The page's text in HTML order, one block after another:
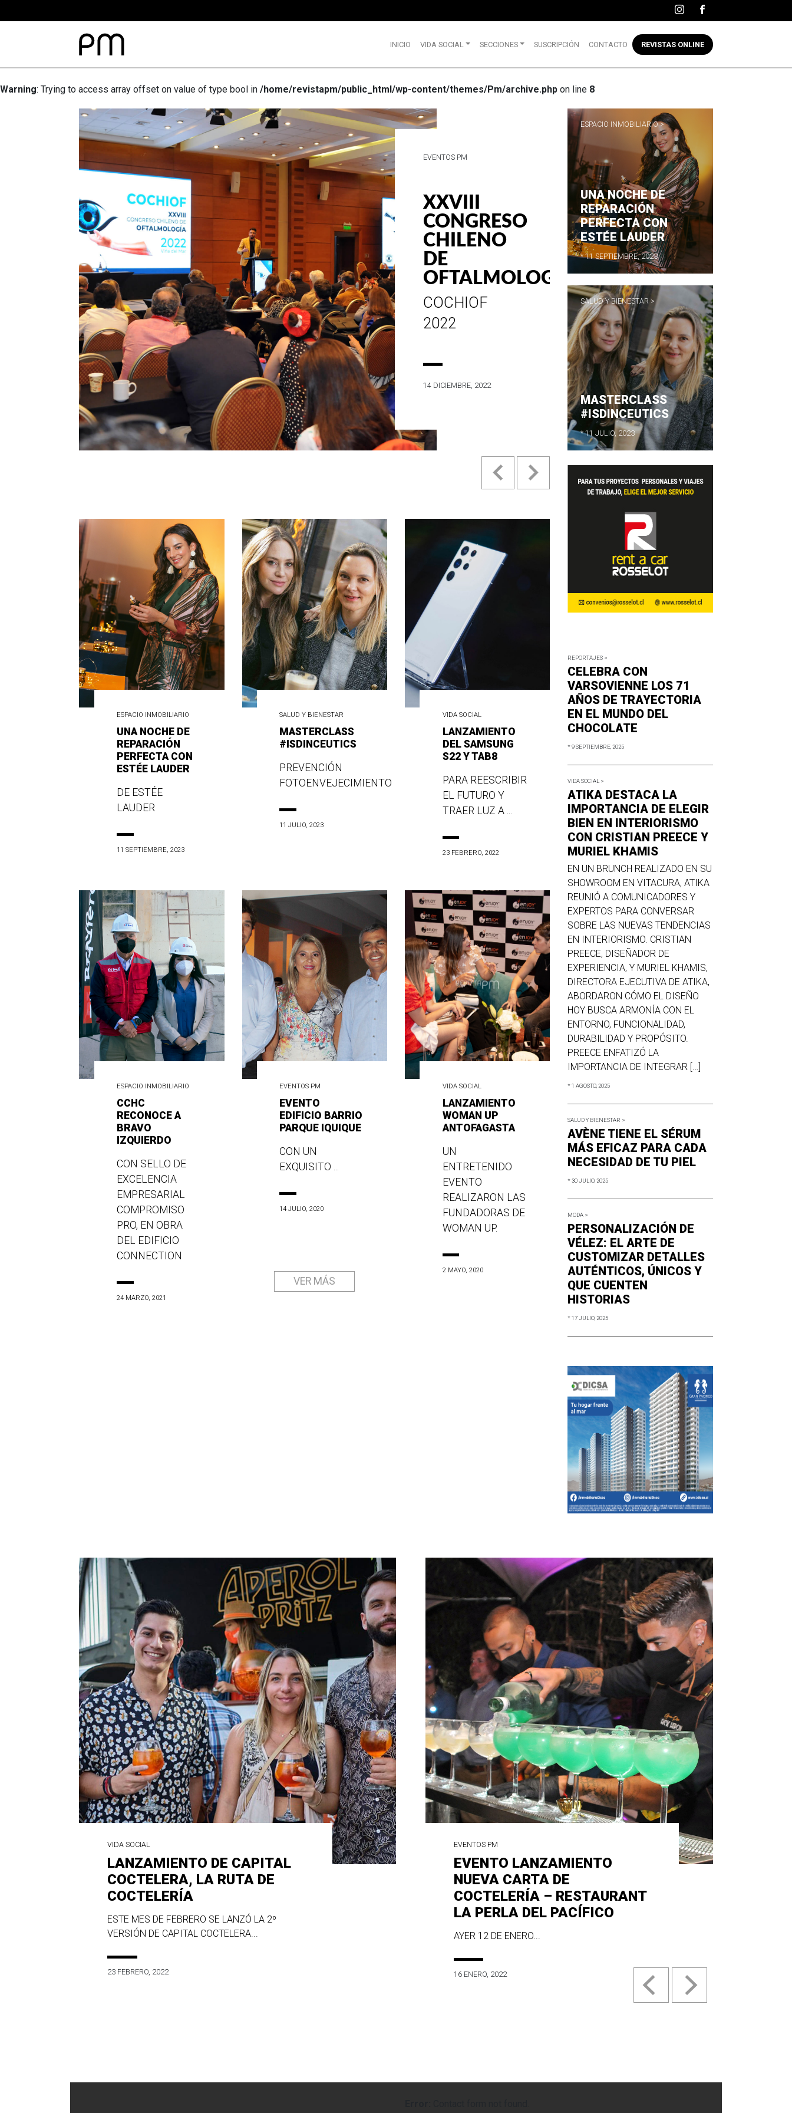
INICIO VIDA SOCIAL SECCIONES SUSCRIPCIÓN CONTACTO REVISTAS ONLINE
Warning: Trying to access array offset on value of type bool in /home/revistapm/public_html/wp-content/themes/Pm/archive.php on line 8
VIDA SOCIAL
WRANGLER
CELEBRA
SUS 75
AÑOS DE
ESTILO E
HISTORIA
EN SU MES DE
Previous Next
ESPACIO INMOBILIARIO
UNA NOCHE DE
REPARACIÓN
PERFECTA CON
ESTÉE LAUDER
DE ESTÉE
LAUDER
11 SEPTIEMBRE, 2023
SALUD Y BIENESTAR
MASTERCLASS
#ISDINCEUTICS
PREVENCIÓN
FOTOENVEJECIMIENTO
11 JULIO, 2023
VIDA SOCIAL
LANZAMIENTO
DEL SAMSUNG
S22 Y TAB8
PARA REESCRIBIR
EL FUTURO Y
TRAER LUZ A ...
23 FEBRERO, 2022
ESPACIO INMOBILIARIO
CCHC
RECONOCE A
BRAVO
IZQUIERDO
CON SELLO DE
EXCELENCIA
EMPRESARIAL
COMPROMISO
PRO, EN OBRA
DEL EDIFICIO
CONNECTION
24 MARZO, 2021
EVENTOS PM
EVENTO
EDIFICIO BARRIO
PARQUE IQUIQUE
CON UN
EXQUISITO ...
14 JULIO, 2020
VIDA SOCIAL
LANZAMIENTO
WOMAN UP
ANTOFAGASTA
UN
ENTRETENIDO
EVENTO
REALIZARON LAS
FUNDADORAS DE
WOMAN UP.
2 MAYO, 2020
VER MÁS
ESPACIO INMOBILIARIO >
UNA NOCHE DE
REPARACIÓN
PERFECTA CON
ESTÉE LAUDER
* 11 SEPTIEMBRE, 2023
SALUD Y BIENESTAR >
MASTERCLASS
#ISDINCEUTICS
* 11 JULIO, 2023
REPORTAJES >
CELEBRA CON
VARSOVIENNE LOS 71
AÑOS DE TRAYECTORIA
EN EL MUNDO DEL
CHOCOLATE
* 9 SEPTIEMBRE, 2025
VIDA SOCIAL >
ATIKA DESTACA LA
IMPORTANCIA DE ELEGIR
BIEN EN INTERIORISMO
CON CRISTIAN PREECE Y
MURIEL KHAMIS
EN UN BRUNCH REALIZADO EN SU
SHOWROOM EN VITACURA, ATIKA
REUNIÓ A COMUNICADORES Y
EXPERTOS PARA CONVERSAR
SOBRE LAS NUEVAS TENDENCIAS
EN INTERIORISMO. CRISTIAN
PREECE, DISEÑADOR DE
EXPERIENCIA, Y MURIEL KHAMIS,
DIRECTORA EJECUTIVA DE ATIKA,
ABORDARON CÓMO EL DISEÑO
HOY BUSCA ARMONÍA CON EL
ENTORNO, FUNCIONALIDAD,
DURABILIDAD Y PROPÓSITO.
PREECE ENFATIZÓ LA
IMPORTANCIA DE INTEGRAR […]
* 1 AGOSTO, 2025
SALUD Y BIENESTAR >
AVÈNE TIENE EL SÉRUM
MÁS EFICAZ PARA CADA
NECESIDAD DE TU PIEL
* 30 JULIO, 2025
MODA >
PERSONALIZACIÓN DE
VÉLEZ: EL ARTE DE
CUSTOMIZAR DETALLES
AUTÉNTICOS, ÚNICOS Y
QUE CUENTEN
HISTORIAS
* 17 JULIO, 2025
VIDA SOCIAL
LANZAMIENTO DE CAPITAL
COCTELERA, LA RUTA DE
COCTELERÍA
ESTE MES DE FEBRERO SE LANZÓ LA 2º
VERSIÓN DE CAPITAL COCTELERA...
23 FEBRERO, 2022
EVENTOS PM
EVENTO LANZAMIENTO
NUEVA CARTA DE
COCTELERÍA – RESTAURANT
LA PERLA DEL PACÍFICO
AYER 12 DE ENERO...
16 ENERO, 2022